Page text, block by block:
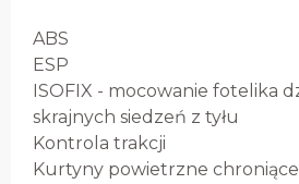
ABS
ESP
ISOFIX - mocowanie fotelika
skrajnych siedzeń z tyłu
Kontrola trakcji
Kurtyny powietrzne chroniące